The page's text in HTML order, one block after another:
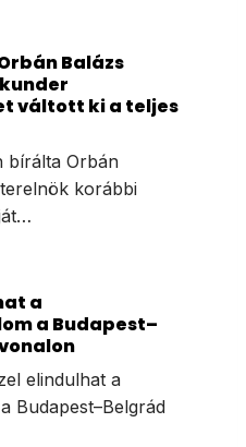
Balázs
váltott ki a teljes
bírálta Orbán
korábbi
a
a Budapest–
elindulhat a
Budapest–Belgrád